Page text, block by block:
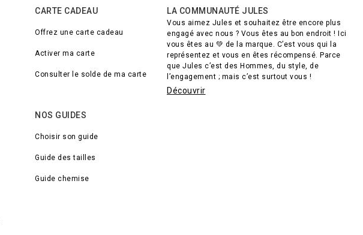
CARTE CADEAU
Offrez une carte cadeau
Activer ma carte
Consulter le solde de ma carte
NOS GUIDES
Choisir son guide
Guide des tailles
Guide chemise
LA COMMUNAUTÉ JULES
Vous aimez Jules et souhaitez être encore plus
engagé avec nous ? Vous êtes au bon endroit ! Ici
vous êtes au 💚 de la marque. C’est vous qui la
représentez et vous en êtes récompensé. Parce
que Jules c’est des Hommes, du style, de
l’engagement ; mais c’est surtout vous !
Découvrir